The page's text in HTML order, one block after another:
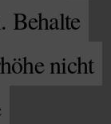
Behalte
nicht